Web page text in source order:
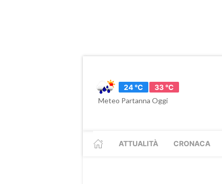
24 °C
33 °C
Meteo Partanna Oggi
ATTUALITÀ CRONACA